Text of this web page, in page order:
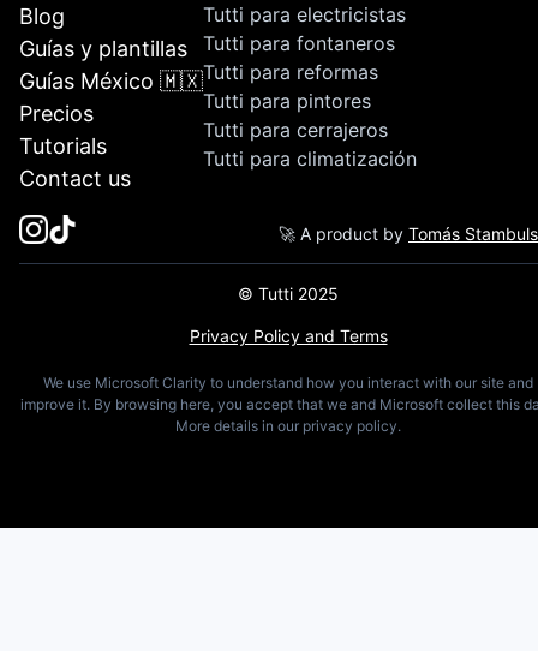
Blog
Guías y plantillas
Guías México 🇲🇽
Precios
Tutorials
Contact us
Tutti para electricistas
Tutti para fontaneros
Tutti para reformas
Tutti para pintores
Tutti para cerrajeros
Tutti para climatización
🚀 A product by Tomás
© Tutti 2025
Privacy Policy and Terms
We use Microsoft Clarity to understand how you interact with our site and
improve it. By browsing here, you accept that we and Microsoft collect this
More details in our privacy policy.